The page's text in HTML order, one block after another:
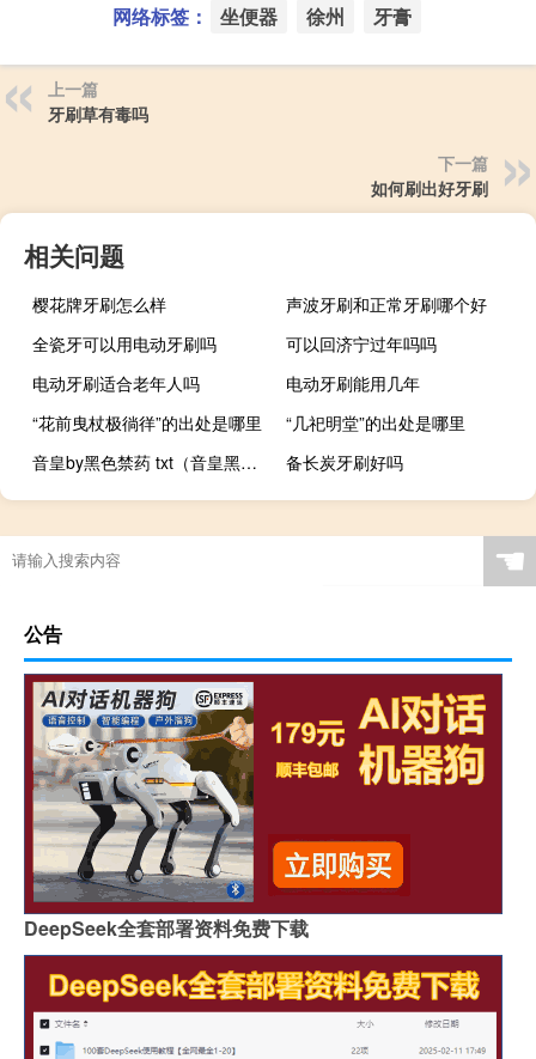
网络标签： 坐便器 徐州 牙膏
上一篇
牙刷草有毒吗
下一篇
如何刷出好牙刷
相关问题
樱花牌牙刷怎么样
声波牙刷和正常牙刷哪个好
全瓷牙可以用电动牙刷吗
可以回济宁过年吗吗
电动牙刷适合老年人吗
电动牙刷能用几年
“花前曳杖极徜徉”的出处是哪里
“几祀明堂”的出处是哪里
音皇by黑色禁药 txt（音皇黑色禁药）
备长炭牙刷好吗
☚
公告
DeepSeek全套部署资料免费下载